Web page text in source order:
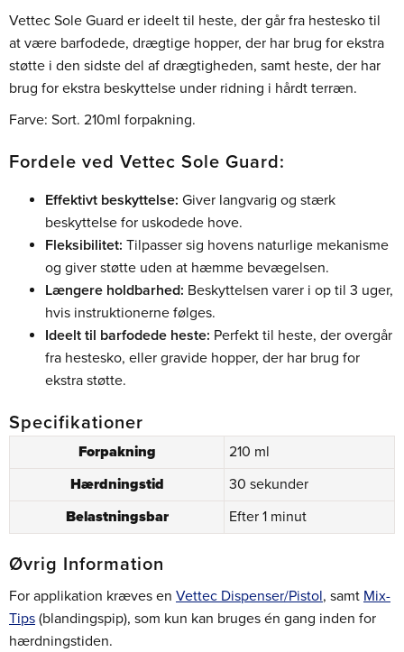
Vettec Sole Guard er ideelt til heste, der går fra hestesko til
at være barfodede, drægtige hopper, der har brug for ekstra
støtte i den sidste del af drægtigheden, samt heste, der har
brug for ekstra beskyttelse under ridning i hårdt terræn.
Farve: Sort. 210ml forpakning.
Fordele ved Vettec Sole Guard:
Effektivt beskyttelse: Giver langvarig og stærk
beskyttelse for uskodede hove.
Fleksibilitet: Tilpasser sig hovens naturlige mekanisme
og giver støtte uden at hæmme bevægelsen.
Længere holdbarhed: Beskyttelsen varer i op til 3 uger,
hvis instruktionerne følges.
Ideelt til barfodede heste: Perfekt til heste, der overgår
fra hestesko, eller gravide hopper, der har brug for
ekstra støtte.
Specifikationer
Forpakning
210 ml
Hærdningstid
30 sekunder
Belastningsbar
Efter 1 minut
Øvrig Information
For applikation kræves en Vettec Dispenser/Pistol, samt Mix-
Tips (blandingspip), som kun kan bruges én gang inden for
hærdningstiden.